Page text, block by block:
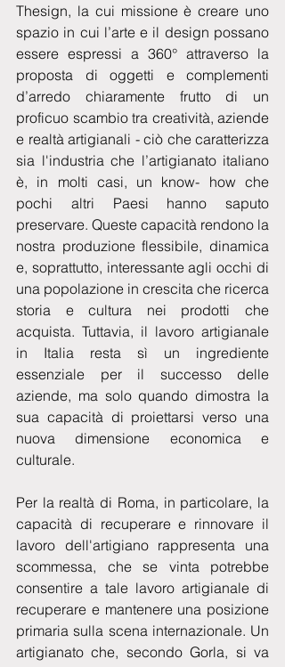
Thesign, la cui missione è creare uno
spazio in cui l’arte e il design possano
essere espressi a 360° attraverso la
proposta di oggetti e complementi
d’arredo chiaramente frutto di un
proficuo scambio tra creatività, aziende
e realtà artigianali - ciò che caratterizza
sia l'industria che l’artigianato italiano
è, in molti casi, un know- how che
pochi altri Paesi hanno saputo
preservare. Queste capacità rendono la
nostra produzione flessibile, dinamica
e, soprattutto, interessante agli occhi di
una popolazione in crescita che ricerca
storia e cultura nei prodotti che
acquista. Tuttavia, il lavoro artigianale
in Italia resta sì un ingrediente
essenziale per il successo delle
aziende, ma solo quando dimostra la
sua capacità di proiettarsi verso una
nuova dimensione economica e
culturale.
Per la realtà di Roma, in particolare, la
capacità di recuperare e rinnovare il
lavoro dell'artigiano rappresenta una
scommessa, che se vinta potrebbe
consentire a tale lavoro artigianale di
recuperare e mantenere una posizione
primaria sulla scena internazionale. Un
artigianato che, secondo Gorla, si va